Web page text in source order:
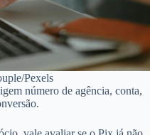
Pexels
número de agência, conta,